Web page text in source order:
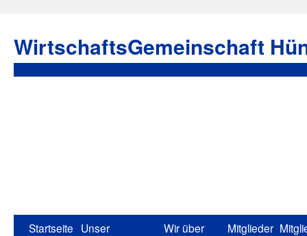
WirtschaftsGemeinschaft
Startseite Unser
Wir über
Mitglieder